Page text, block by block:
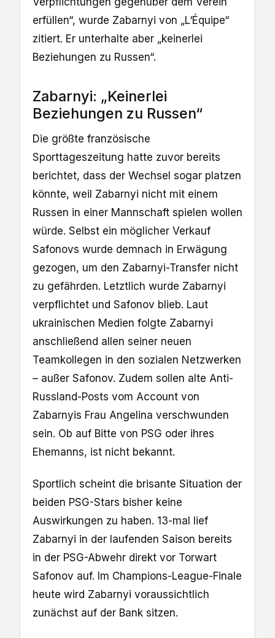
erfüllen“, wurde Zabarnyi von „L‘Équipe“
zitiert. Er unterhalte aber „keinerlei
Beziehungen zu Russen“.
Zabarnyi: „Keinerlei
Beziehungen zu Russen“
Die größte französische
Sporttageszeitung hatte zuvor bereits
berichtet, dass der Wechsel sogar platzen
könnte, weil Zabarnyi nicht mit einem
Russen in einer Mannschaft spielen wollen
würde. Selbst ein möglicher Verkauf
Safonovs wurde demnach in Erwägung
gezogen, um den Zabarnyi-Transfer nicht
zu gefährden. Letztlich wurde Zabarnyi
verpflichtet und Safonov blieb. Laut
ukrainischen Medien folgte Zabarnyi
anschließend allen seiner neuen
Teamkollegen in den sozialen Netzwerken
– außer Safonov. Zudem sollen alte Anti-
Russland-Posts vom Account von
Zabarnyis Frau Angelina verschwunden
sein. Ob auf Bitte von PSG oder ihres
Ehemanns, ist nicht bekannt.
Sportlich scheint die brisante Situation der
beiden PSG-Stars bisher keine
Auswirkungen zu haben. 13-mal lief
Zabarnyi in der laufenden Saison bereits
in der PSG-Abwehr direkt vor Torwart
Safonov auf. Im Champions-League-Finale
heute wird Zabarnyi voraussichtlich
zunächst auf der Bank sitzen.